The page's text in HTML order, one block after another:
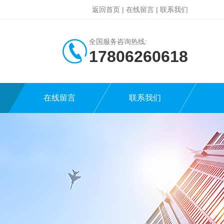
返回首页 | 在线留言 | 联系我们
全国服务咨询热线:
17806260618
在线留言 联系我们